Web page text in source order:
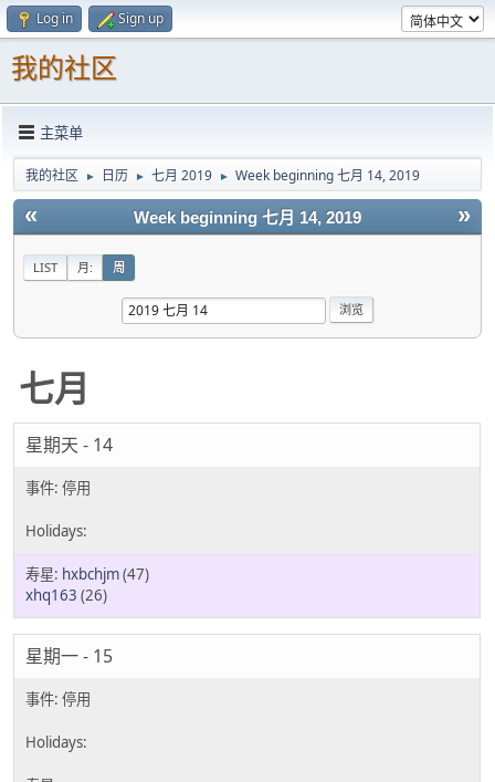
Log in Sign up
我的社区
主菜单
我的社区 ► 日历 ► 七月 2019 ► Week beginning 七月 14, 2019
« »
Week beginning 七月 14, 2019
LIST 月: 周
七月
星期天 - 14
hxbchjm(47)
xhq163 (26)
星期一 - 15